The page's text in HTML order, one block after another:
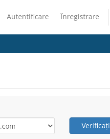
Autentificare Înregistrare
Verificați